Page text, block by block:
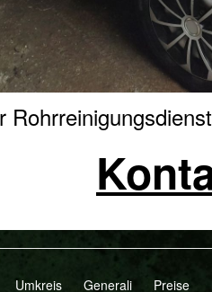
Umkreis Generali Preise